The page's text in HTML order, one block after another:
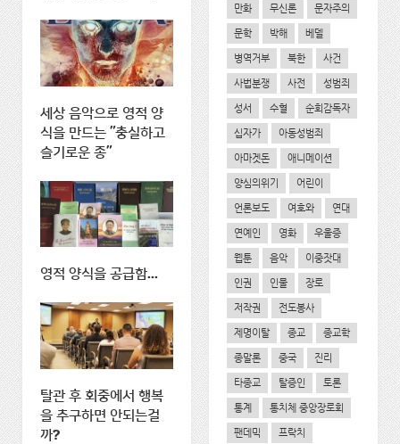
세상 음악으로 영적 양
식을 만드는 "충실하고
슬기로운 종"
영적 양식을 공급함...
탈관 후 회중에서 행복
을 추구하면 안되는걸
까?
만화 무신론 문자주의
문학 박해 베델
병역거부 북한 사건
사법분쟁 사전 성범죄
성서 수혈 순회감독자
십자가 아동성범죄
아마겟돈 애니메이션
양심의위기 어린이
언론보도 여호와 연대
연예인 영화 우울증
웹툰 음악 이중잣대
인권 인물 장로
저작권 전도봉사
제명이탈 종교 종교학
종말론 중국 진리
타종교 탈증인 토론
통계 통치체 중앙장로회
팬데믹 프락치